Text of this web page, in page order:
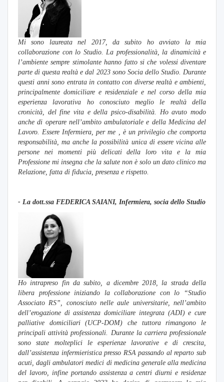
Mi sono laureata nel 2017, da subito ho avviato la mia
collaborazione con lo Studio. La professionalità, la dinamicità e
l’ambiente sempre stimolante hanno fatto si che volessi diventare
parte di questa realtà e dal 2023 sono Socia dello Studio. Durante
questi anni sono entrata in contatto con diverse realtà e ambienti,
principalmente domiciliare e residenziale e nel corso della mia
esperienza lavorativa ho conosciuto meglio le realtà della
cronicità, del fine vita e della psico-disabilità. Ho avuto modo
anche di operare nell’ambito ambulatoriale e della Medicina del
Lavoro. Essere Infermiera, per me , è un privilegio che comporta
responsabilità, ma anche la possibilità unica di essere vicina alle
persone nei momenti più delicati della loro vita e la mia
Professione mi insegna che la salute non è solo un dato clinico ma
Relazione, fatta di fiducia, presenza e rispetto.
- La dott.ssa FEDERICA SAIANI, Infermiera, socia dello Studio
Ho intrapreso fin da subito, a dicembre 2018, la strada della
libera professione iniziando la collaborazione con lo “Studio
Associato RS”, conosciuto nelle aule universitarie, nell’ambito
dell’erogazione di assistenza domiciliare integrata (ADI) e cure
palliative domiciliari (UCP-DOM) che tuttora rimangono le
principali attività professionali. Durante la carriera professionale
sono state molteplici le esperienze lavorative e di crescita,
dall’assistenza infermieristica presso RSA passando al reparto sub
acuti, dagli ambulatori medici di medicina generale alla medicina
del lavoro, infine portando assistenza a centri diurni e residenze